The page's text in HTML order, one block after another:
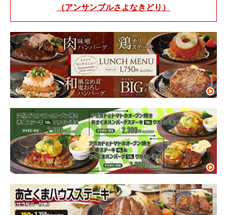
（アンサンブルさよなきどり）